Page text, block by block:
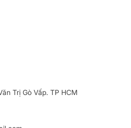
Trị Gò Vấp. TP HCM